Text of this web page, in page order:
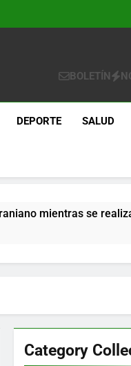
BOLETÍN
DEPORTE SALUD
mientras se
Category